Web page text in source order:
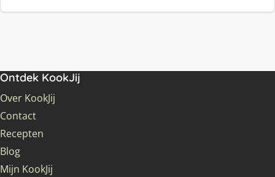
Ontdek KookJij
Over KookJij
Contact
Recepten
Blog
Mijn KookJij